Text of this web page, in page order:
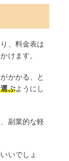
、料金表は
けます。
かかる、と
ぶようにし
副業的な軽
いでしょ